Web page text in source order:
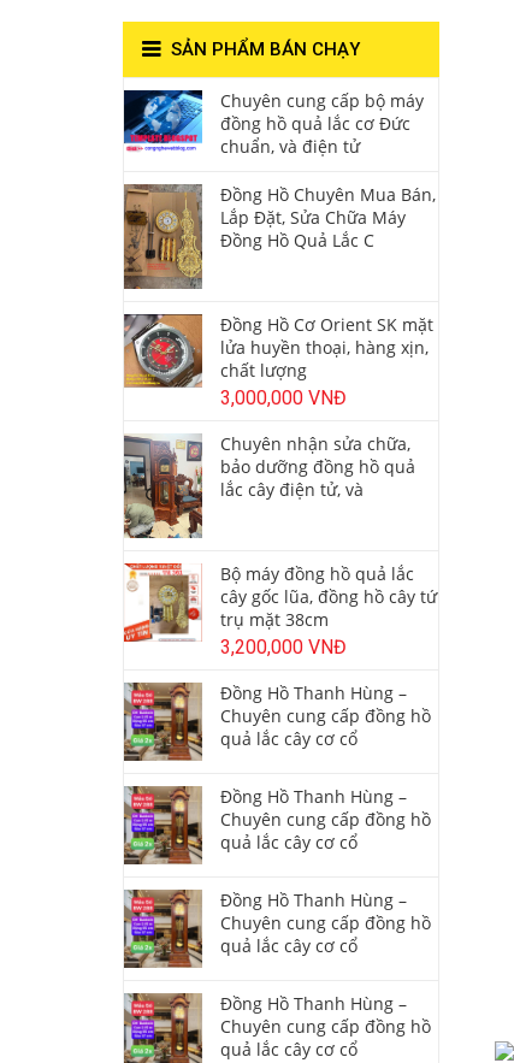
SẢN PHẨM BÁN CHẠY
Chuyên cung cấp bộ máy
đồng hồ quả lắc cơ Đức
chuẩn, và điện tử
Đồng Hồ Chuyên Mua Bán,
Lắp Đặt, Sửa Chữa Máy
Đồng Hồ Quả Lắc C
Đồng Hồ Cơ Orient SK mặt
lửa huyền thoại, hàng xịn,
chất lượng
3,000,000 VNĐ
Chuyên nhận sửa chữa,
bảo dưỡng đồng hồ quả
lắc cây điện tử, và
Bộ máy đồng hồ quả lắc
cây gốc lũa, đồng hồ cây tứ
trụ mặt 38cm
3,200,000 VNĐ
Đồng Hồ Thanh Hùng –
Chuyên cung cấp đồng hồ
quả lắc cây cơ cổ
Đồng Hồ Thanh Hùng –
Chuyên cung cấp đồng hồ
quả lắc cây cơ cổ
Đồng Hồ Thanh Hùng –
Chuyên cung cấp đồng hồ
quả lắc cây cơ cổ
Đồng Hồ Thanh Hùng –
Chuyên cung cấp đồng hồ
quả lắc cây cơ cổ